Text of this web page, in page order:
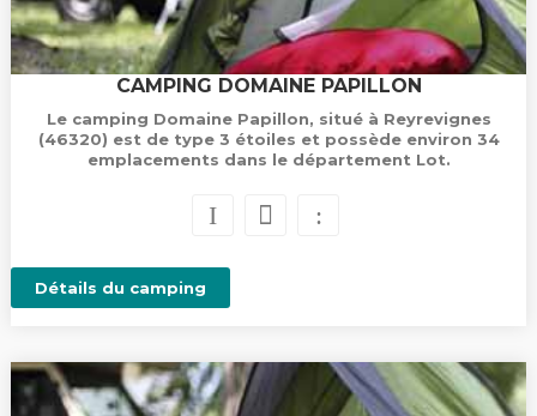
CAMPING DOMAINE PAPILLON
Le camping Domaine Papillon, situé à Reyrevignes
(46320) est de type 3 étoiles et possède environ 34
emplacements dans le département Lot.
Détails du camping